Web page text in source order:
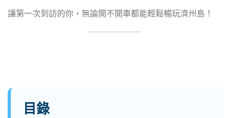
讓第一次到訪的你，無論開不開車都能輕鬆暢玩濟州島！
目錄